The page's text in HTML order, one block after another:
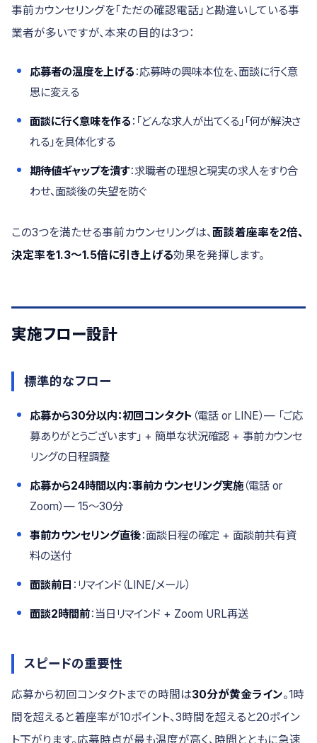
事前カウンセリングを「ただの確認電話」と勘違いしている事
業者が多いですが、本来の目的は3つ：
応募者の温度を上げる ：応募時の興味本位を、面談に行く意
思に変える
面談に行く意味を作る ：「どんな求人が出てくる」「何が解決さ
れる」を具体化する
期待値ギャップを潰す：求職者の理想と現実の求人をすり合
わせ、面談後の失望を防ぐ
この3つを満たせる事前カウンセリングは、面談着座率を2倍、
決定率を1.3〜1.5倍に引き上げる効果を発揮します。
実施フロー設計
標準的なフロー
応募から30分以内：初回コンタクト （電話 or LINE）— 「ご応
募ありがとうございます」 + 簡単な状況確認 + 事前カウンセ
リングの日程調整
応募から24時間以内：事前カウンセリング実施（電話 or
Zoom）— 15〜30分
事前カウンセリング直後：面談日程の確定 + 面談前共有資
料の送付
面談前日 ：リマインド（LINE/メール）
面談2時間前：当日リマインド + Zoom URL再送
スピードの重要性
応募から初回コンタクトまでの時間は30分が黄金ライン。1時
間を超えると着座率が10ポイント、3時間を超えると20ポイン
ト下がります。応募時点が最も温度が高く、時間とともに急速